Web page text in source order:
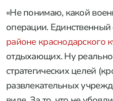
«Не понимаю, какой
операции.
районе краснодарского
отдыхающих. Ну реально
стратегических целей
развлекательных